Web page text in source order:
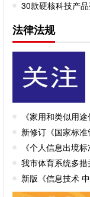
30款硬核科技产
法律法规
《家用和类似用
新修订《国家标
《个人信息出境
我市体育系统多
新版《信息技术